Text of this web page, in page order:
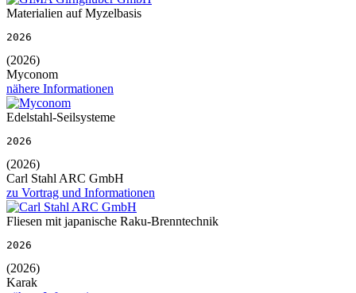
Materialien auf Myzelbasis
2026
(2026)
Myconom
nähere Informationen
Edelstahl-Seilsysteme
2026
(2026)
Carl Stahl ARC GmbH
zu Vortrag und Informationen
Fliesen mit japanische Raku-Brenntechnik
2026
(2026)
Karak